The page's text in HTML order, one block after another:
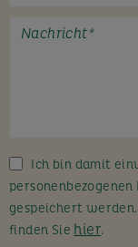
e
d
i
e
Ich bin damit
gespeichert
finden Sie hier.